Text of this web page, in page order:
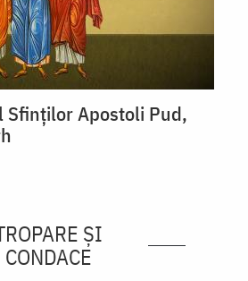
Sfinților Apostoli Pud,
ȘI
CONDACE